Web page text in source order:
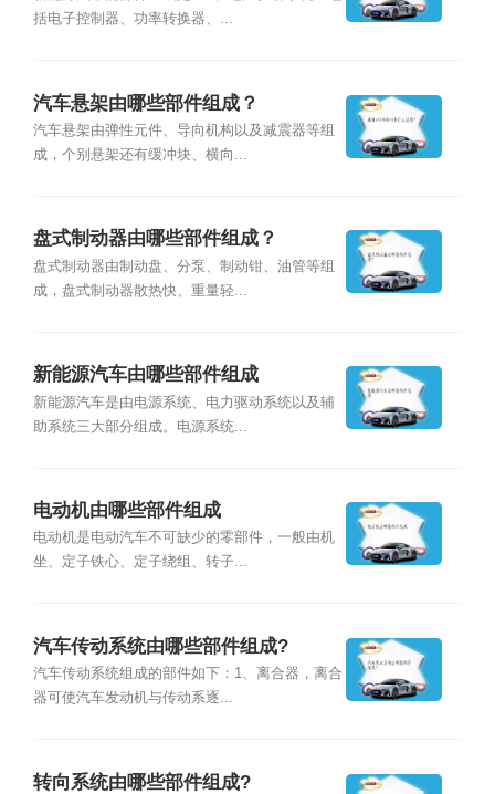
括电子控制器、功率转换器、...
汽车悬架由哪些部件组成？
汽车悬架由弹性元件、导向机构以及减震器等组
成，个别悬架还有缓冲块、横向...
盘式制动器由哪些部件组成？
盘式制动器由制动盘、分泵、制动钳、油管等组
成，盘式制动器散热快、重量轻...
新能源汽车由哪些部件组成
新能源汽车是由电源系统、电力驱动系统以及辅
助系统三大部分组成。电源系统...
电动机由哪些部件组成
电动机是电动汽车不可缺少的零部件，一般由机
坐、定子铁心、定子绕组、转子...
汽车传动系统由哪些部件组成?
汽车传动系统组成的部件如下：1、离合器，离合
器可使汽车发动机与传动系逐...
转向系统由哪些部件组成?